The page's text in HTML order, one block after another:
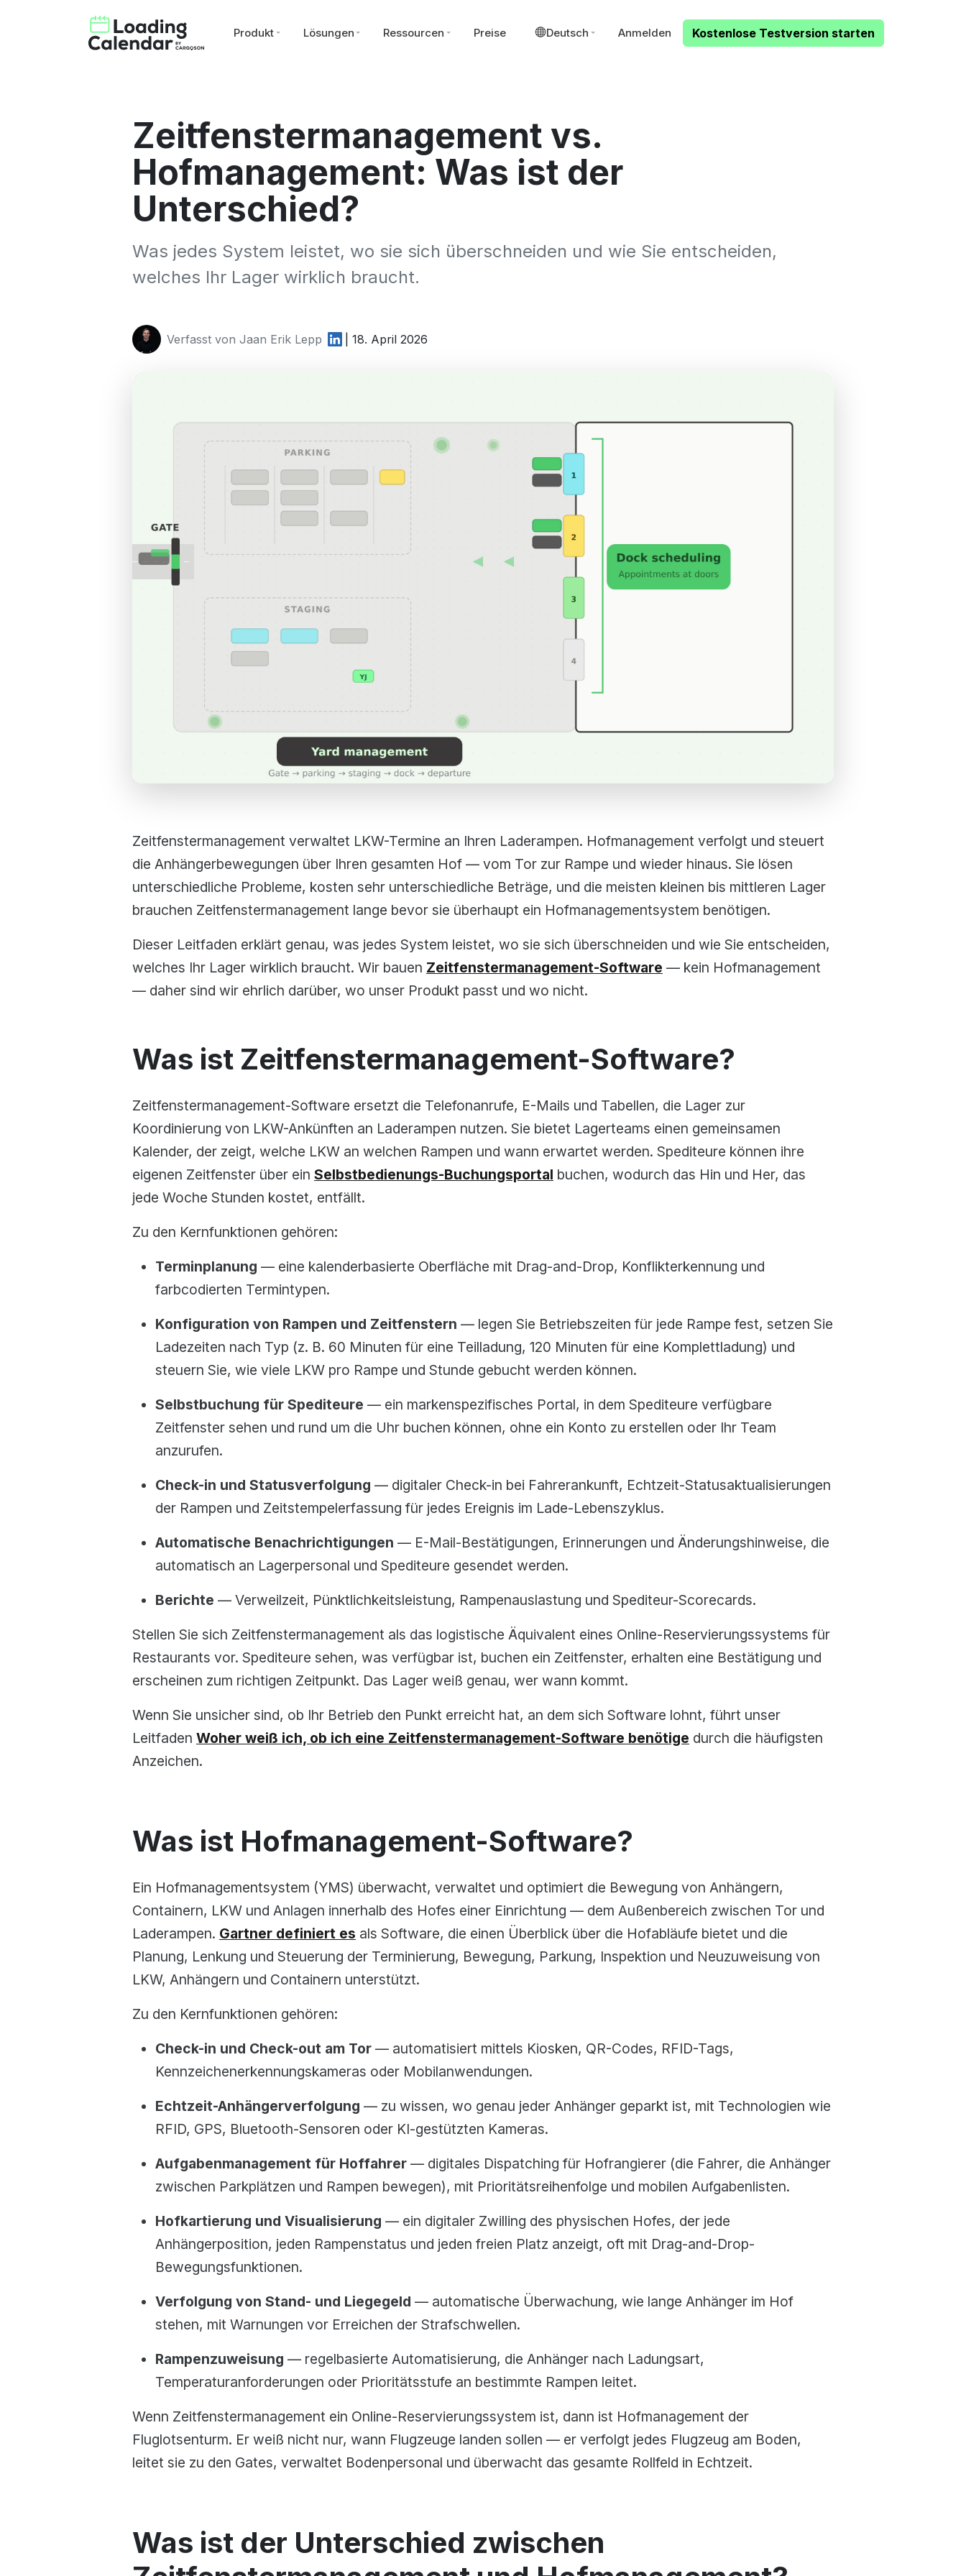
Produkt Lösungen Ressourcen Preise Deutsch Anmelden Kostenlose Testversion starten
Zeitfenstermanagement vs.
Hofmanagement: Was ist der
Unterschied?
Was jedes System leistet, wo sie sich überschneiden und wie Sie entscheiden,
welches Ihr Lager wirklich braucht.
Verfasst von Jaan Erik Lepp | 18. April 2026
Zeitfenstermanagement verwaltet LKW-Termine an Ihren Laderampen. Hofmanagement verfolgt und steuert
die Anhängerbewegungen über Ihren gesamten Hof — vom Tor zur Rampe und wieder hinaus. Sie lösen
unterschiedliche Probleme, kosten sehr unterschiedliche Beträge, und die meisten kleinen bis mittleren Lager
brauchen Zeitfenstermanagement lange bevor sie überhaupt ein Hofmanagementsystem benötigen.
Dieser Leitfaden erklärt genau, was jedes System leistet, wo sie sich überschneiden und wie Sie entscheiden,
welches Ihr Lager wirklich braucht. Wir bauen Zeitfenstermanagement-Software — kein Hofmanagement
— daher sind wir ehrlich darüber, wo unser Produkt passt und wo nicht.
Was ist Zeitfenstermanagement-Software?
Zeitfenstermanagement-Software ersetzt die Telefonanrufe, E-Mails und Tabellen, die Lager zur
Koordinierung von LKW-Ankünften an Laderampen nutzen. Sie bietet Lagerteams einen gemeinsamen
Kalender, der zeigt, welche LKW an welchen Rampen und wann erwartet werden. Spediteure können ihre
eigenen Zeitfenster über ein Selbstbedienungs-Buchungsportal buchen, wodurch das Hin und Her, das
jede Woche Stunden kostet, entfällt.
Zu den Kernfunktionen gehören:
Terminplanung — eine kalenderbasierte Oberfläche mit Drag-and-Drop, Konflikterkennung und
farbcodierten Termintypen.
Konfiguration von Rampen und Zeitfenstern — legen Sie Betriebszeiten für jede Rampe fest, setzen Sie
Ladezeiten nach Typ (z. B. 60 Minuten für eine Teilladung, 120 Minuten für eine Komplettladung) und
steuern Sie, wie viele LKW pro Rampe und Stunde gebucht werden können.
Selbstbuchung für Spediteure — ein markenspezifisches Portal, in dem Spediteure verfügbare
Zeitfenster sehen und rund um die Uhr buchen können, ohne ein Konto zu erstellen oder Ihr Team
anzurufen.
Check-in und Statusverfolgung — digitaler Check-in bei Fahrerankunft, Echtzeit-Statusaktualisierungen
der Rampen und Zeitstempelerfassung für jedes Ereignis im Lade-Lebenszyklus.
Automatische Benachrichtigungen — E-Mail-Bestätigungen, Erinnerungen und Änderungshinweise, die
automatisch an Lagerpersonal und Spediteure gesendet werden.
Berichte — Verweilzeit, Pünktlichkeitsleistung, Rampenauslastung und Spediteur-Scorecards.
Stellen Sie sich Zeitfenstermanagement als das logistische Äquivalent eines Online-Reservierungssystems für
Restaurants vor. Spediteure sehen, was verfügbar ist, buchen ein Zeitfenster, erhalten eine Bestätigung und
erscheinen zum richtigen Zeitpunkt. Das Lager weiß genau, wer wann kommt.
Wenn Sie unsicher sind, ob Ihr Betrieb den Punkt erreicht hat, an dem sich Software lohnt, führt unser
Leitfaden Woher weiß ich, ob ich eine Zeitfenstermanagement-Software benötige durch die häufigsten
Anzeichen.
Was ist Hofmanagement-Software?
Ein Hofmanagementsystem (YMS) überwacht, verwaltet und optimiert die Bewegung von Anhängern,
Containern, LKW und Anlagen innerhalb des Hofes einer Einrichtung — dem Außenbereich zwischen Tor und
Laderampen. Gartner definiert es als Software, die einen Überblick über die Hofabläufe bietet und die
Planung, Lenkung und Steuerung der Terminierung, Bewegung, Parkung, Inspektion und Neuzuweisung von
LKW, Anhängern und Containern unterstützt.
Zu den Kernfunktionen gehören:
Check-in und Check-out am Tor — automatisiert mittels Kiosken, QR-Codes, RFID-Tags,
Kennzeichenerkennungskameras oder Mobilanwendungen.
Echtzeit-Anhängerverfolgung — zu wissen, wo genau jeder Anhänger geparkt ist, mit Technologien wie
RFID, GPS, Bluetooth-Sensoren oder KI-gestützten Kameras.
Aufgabenmanagement für Hoffahrer — digitales Dispatching für Hofrangierer (die Fahrer, die Anhänger
zwischen Parkplätzen und Rampen bewegen), mit Prioritätsreihenfolge und mobilen Aufgabenlisten.
Hofkartierung und Visualisierung — ein digitaler Zwilling des physischen Hofes, der jede
Anhängerposition, jeden Rampenstatus und jeden freien Platz anzeigt, oft mit Drag-and-Drop-
Bewegungsfunktionen.
Verfolgung von Stand- und Liegegeld — automatische Überwachung, wie lange Anhänger im Hof
stehen, mit Warnungen vor Erreichen der Strafschwellen.
Rampenzuweisung — regelbasierte Automatisierung, die Anhänger nach Ladungsart,
Temperaturanforderungen oder Prioritätsstufe an bestimmte Rampen leitet.
Wenn Zeitfenstermanagement ein Online-Reservierungssystem ist, dann ist Hofmanagement der
Fluglotsenturm. Er weiß nicht nur, wann Flugzeuge landen sollen — er verfolgt jedes Flugzeug am Boden,
leitet sie zu den Gates, verwaltet Bodenpersonal und überwacht das gesamte Rollfeld in Echtzeit.
Was ist der Unterschied zwischen